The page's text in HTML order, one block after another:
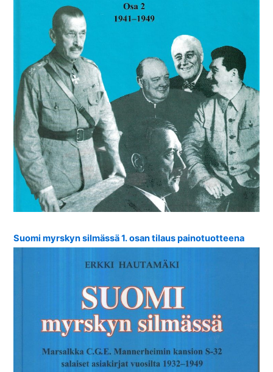
Suomi myrskyn silmässä 1. osan tilaus painotuotteena